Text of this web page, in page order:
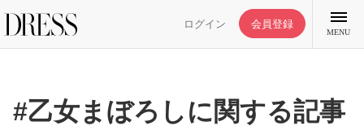
ログイン 会員登録
MENU
#乙女まぼろしに関する記事